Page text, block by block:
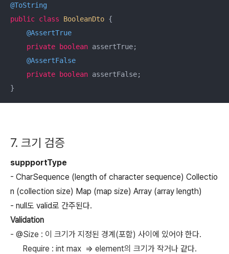
@ToString
public class BooleanDto {
@AssertTrue
private boolean assertTrue;
@AssertFalse
private boolean assertFalse;
}
7. 크기 검증
suppportType
- CharSequence (length of character sequence) Collectio
n (collection size) Map (map size) Array (array length)
- null도 valid로 간주된다.
Validation
- @Size : 이 크기가 지정된 경계(포함) 사이에 있어야 한다.
Require : int max => element의 크기가 작거나 같다.